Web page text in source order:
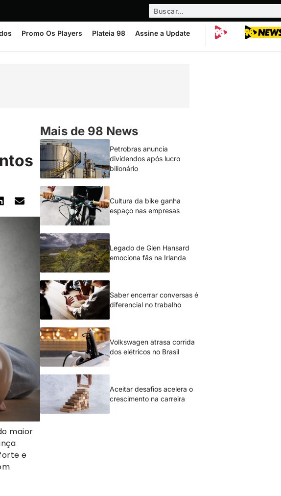
Promo Os Players Plateia 98 Assine a Update
maior
e
Mais de 98 News
Petrobras anuncia
dividendos após lucro
bilionário
Cultura da bike ganha
espaço nas empresas
Legado de Glen Hansard
emociona fãs na Irlanda
Saber encerrar conversas é
diferencial no trabalho
Volkswagen atrasa corrida
dos elétricos no Brasil
Aceitar desafios acelera o
crescimento na carreira